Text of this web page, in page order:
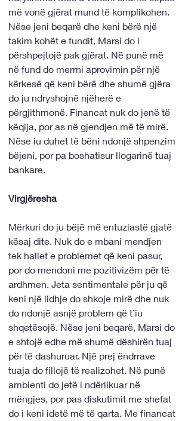
më vonë gjërat mund të komplikohen.
Nëse jeni beqarë dhe keni bërë një
takim kohët e fundit, Marsi do i
përshpejtojë pak gjërat. Në punë më
në fund do merrni aprovimin për një
kërkesë që keni bërë dhe shumë gjëra
do ju ndryshojnë njëherë e
përgjithmonë. Financat nuk do jenë të
këqija, por as në gjendjen më të mirë.
Nëse iu duhet të bëni ndonjë shpenzim
bëjeni, por pa boshatisur llogarinë tuaj
bankare.
Virgjëresha
Mërkuri do ju bëjë më entuziastë gjatë
kësaj dite. Nuk do e mbani mendjen
tek hallet e problemet që keni pasur,
por do mendoni me pozitivizëm për të
ardhmen. Jeta sentimentale për ju që
keni një lidhje do shkoje mirë dhe nuk
do ndonjë asnjë problem që t’iu
shqetësojë. Nëse jeni beqarë, Marsi do
e shtojë edhe më shumë dëshirën tuaj
për të dashuruar. Një prej ëndrrave
tuaja do fillojë të realizohet. Në punë
ambienti do jetë i ndërlikuar në
mëngjes, por pas diskutimit me shefat
do i keni idetë më të qarta. Me financat